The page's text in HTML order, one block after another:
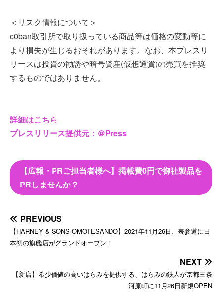
＜リスク情報について＞
c0ban取引所で取り扱っている商品等は価格の変動等に
より損失が生じるおそれがあります。なお、本プレスリ
リースは投資の勧誘や暗号資産(仮想通貨)の売買を推奨
するものではありません。
詳細はこちら
プレスリリース提供元：＠Press
【広報・PRご担当者様へ】掲載費0円で御社製品を
PRしませんか？
PREVIOUS
【HARNEY & SONS OMOTESANDO】2021年11月26日、表参道に日
本初の旗艦店がグランドオープン！
NEXT
【新店】希少価値の高いはらみを提供する、はらみの鉄人が京都三条
河原町に11月26日新規OPEN